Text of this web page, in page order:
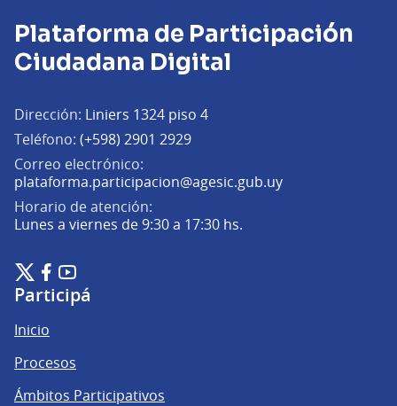
Plataforma de Participación
Ciudadana Digital
Dirección: Liniers 1324 piso 4
Teléfono: (+598) 2901 2929
Correo electrónico:
plataforma.participacion@agesic.gub.uy(Abrir en una
Horario de atención:
Lunes a viernes de 9:30 a 17:30 hs.
Plataforma de Participación Ciudadana Digital en X
(Enlace externo)
Plataforma de Participación Ciudadana Digital en Facebook
(Enlace externo)
Plataforma de Participación Ciudadana Digital en
(Enlace externo)
Participá
Inicio
Procesos
Ámbitos Participativos